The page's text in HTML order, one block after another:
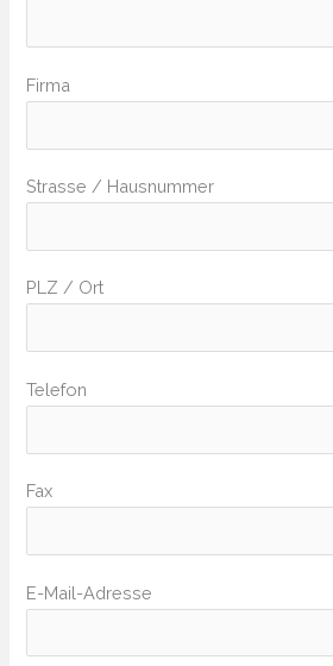
Firma
Strasse / Hausnummer
PLZ / Ort
Telefon
Fax
E-Mail-Adresse